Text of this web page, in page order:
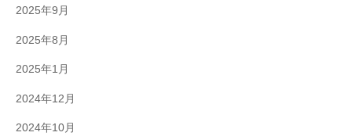
2025年9月
2025年8月
2025年1月
2024年12月
2024年10月